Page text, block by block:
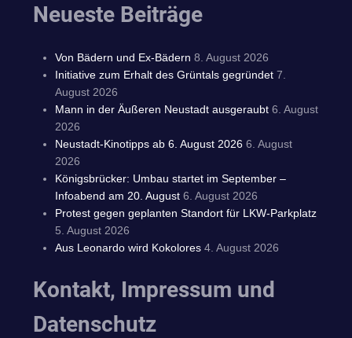
Neueste Beiträge
Von Bädern und Ex-Bädern 8. August 2026
Initiative zum Erhalt des Grüntals gegründet 7.
August 2026
Mann in der Äußeren Neustadt ausgeraubt 6. August
2026
Neustadt-Kinotipps ab 6. August 2026 6. August
2026
Königsbrücker: Umbau startet im September –
Infoabend am 20. August 6. August 2026
Protest gegen geplanten Standort für LKW-Parkplatz
5. August 2026
Aus Leonardo wird Kokolores 4. August 2026
Kontakt, Impressum und
Datenschutz